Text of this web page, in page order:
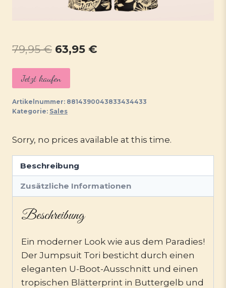
79,95€ Ursprünglicher
Preis
war:
79,95 €
63,95 €
63,95 €.
Jetzt kaufen
Artikelnummer: 8814390043833434433
Kategorie: Sales
Sorry, no prices available at this time.
Beschreibung
Zusätzliche Informationen
Beschreibung
Ein moderner Look wie aus dem Paradies!
Der Jumpsuit Tori besticht durch einen
eleganten U-Boot-Ausschnitt und einen
tropischen Blätterprint in Buttergelb und